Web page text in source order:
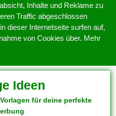
Inhalte und Reklame zu
Traffic abgeschlossen
dieser Internetseite surfen auf,
von Cookies über. Mehr
Ideen
für deine perfekte